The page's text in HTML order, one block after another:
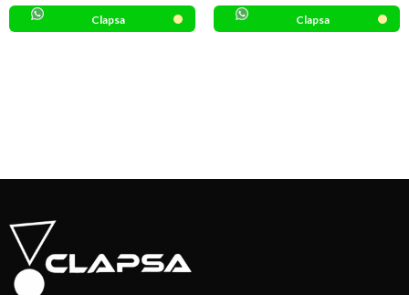
Clapsa Clapsa